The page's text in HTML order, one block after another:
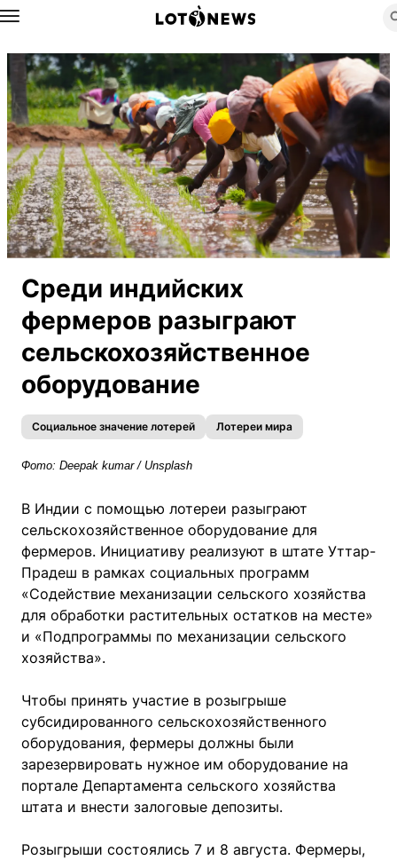
Назад
Среди индийских
фермеров разыграют
сельскохозяйственное
оборудование
Социальное значение лотерей Лотереи мира
Фото: Deepak kumar / Unsplash
В Индии с помощью лотереи разыграют
сельскохозяйственное оборудование для
фермеров. Инициативу реализуют в штате Уттар-
Прадеш в рамках социальных программ
«Содействие механизации сельского хозяйства
для обработки растительных остатков на месте»
и «Подпрограммы по механизации сельского
хозяйства».
Чтобы принять участие в розыгрыше
субсидированного сельскохозяйственного
оборудования, фермеры должны были
зарезервировать нужное им оборудование на
портале Департамента сельского хозяйства
штата и внести залоговые депозиты.
Розыгрыши состоялись 7 и 8 августа. Фермеры,